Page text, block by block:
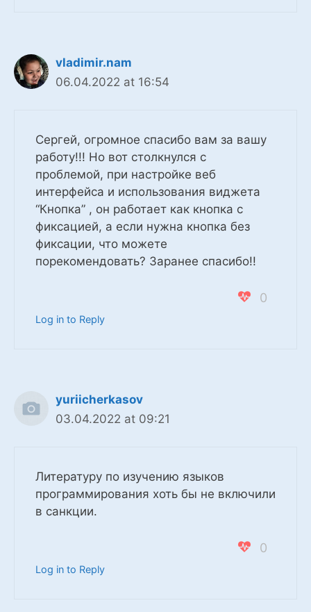
vladimir.nam
06.04.2022 at 16:54
Сергей, огромное спасибо вам за вашу
работу!!! Но вот столкнулся с
проблемой, при настройке веб
интерфейса и использования виджета
“Кнопка” , он работает как кнопка с
фиксацией, а если нужна кнопка без
фиксации, что можете
порекомендовать? Заранее спасибо!!
0
Log in to Reply
yuriicherkasov
03.04.2022 at 09:21
Литературу по изучению языков
программирования хоть бы не включили
в санкции.
0
Log in to Reply